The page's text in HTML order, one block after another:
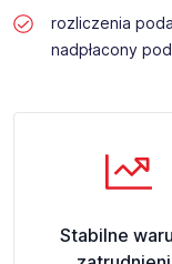
rozliczenia
nadpłacony
Stabilne